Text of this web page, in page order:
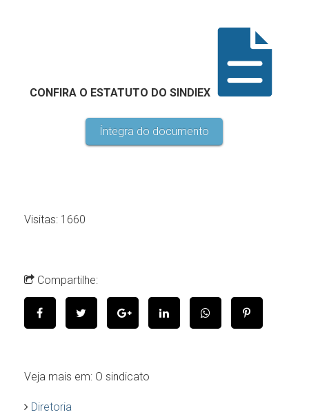
CONFIRA O ESTATUTO DO SINDIEX
Íntegra do documento
Visitas: 1660
Compartilhe:
Veja mais em: O sindicato
Diretoria